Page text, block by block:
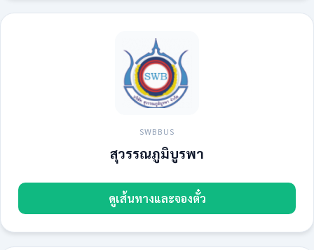
SWBBUS
สุวรรณภูมิบูรพา
ดูเส้นทางและจองตั๋ว